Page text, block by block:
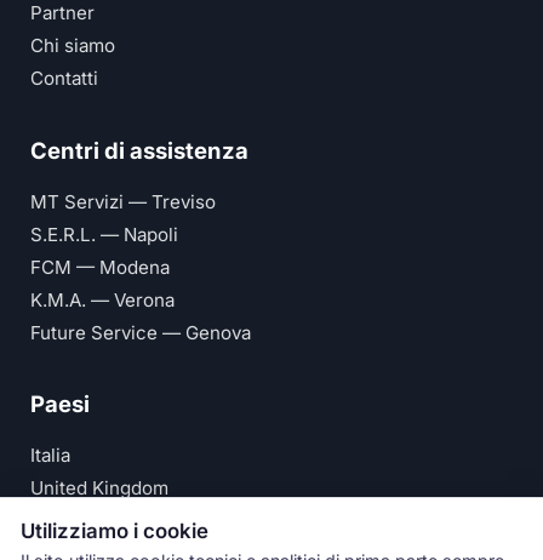
Partner
Chi siamo
Contatti
Centri di assistenza
MT Servizi — Treviso
S.E.R.L. — Napoli
FCM — Modena
K.M.A. — Verona
Future Service — Genova
Paesi
Italia
United Kingdom
Deutschland
España
Utilizziamo i cookie